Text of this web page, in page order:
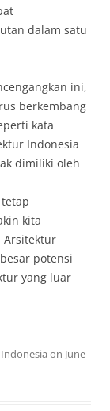
dalam satu
ini,
berkembang
kata
Indonesia
dimiliki oleh
kita
Arsitektur
potensi
yang luar
on June